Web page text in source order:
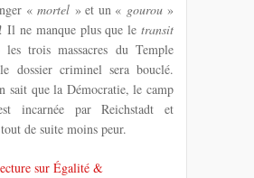
« mortel » et un « gourou»
ne manque plus que letransit
les trois massacres du Temple
dossier criminel sera bouclé.
sait que la Démocratie, le camp
incarnée par Reichstadt et
de suite moins peur.
sur Égalité &